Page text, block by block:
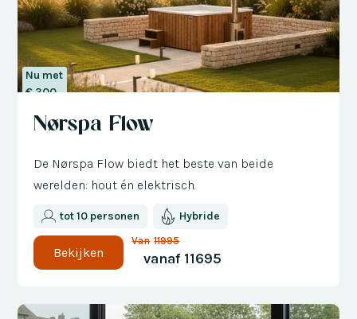
Nu met
€ 300
Nørspa Flow
De Nørspa Flow biedt het beste van beide
werelden: hout én elektrisch.
tot 10 personen Hybride
Bekijken
Van 11995
vanaf 11695